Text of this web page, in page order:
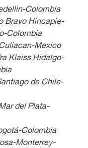
Colombia
Bravo Hincapie-
Colombia
Mexico
Klaiss Hidalgo-
de Chile-
del Plata-
Colombia
Monterrey-